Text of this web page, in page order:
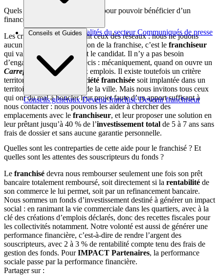
Brèves et actus Actualités du secteur Communiqués de presse
Conseils et Guides
Conseils généraux Devenir franchisé Devenir franchiseur
Quels sont les critères à remplir pour pouvoir bénéficier d’un
financement ?
Les critères de sélection sont ceux des réseaux : nous ne jouons
aucun rôle dans l’exploitation de la franchise, c’est le franchiseur
qui valide l’emplacement et le candidat. Il n’y a pas besoin
d’engagements sociaux précis : mécaniquement, quand on ouvre un
Carrefour City, on crée six emplois. Il existe toutefois un critère
territorial : il faut que la
société franchisée soit implantée dans un
territoire qualifié politique de la ville. Mais nous invitons tous ceux
qui ont du mal à boucler leur projet faute d’un apport suffisant à
nous contacter : nous pouvons les aider à chercher des
emplacements avec le franchiseur, et leur proposer une solution en
leur prêtant jusqu’à 40 % de l’investissement total de 5 à 7 ans sans
frais de dossier et sans aucune garantie personnelle.
Quelles sont les contreparties de cette aide pour le franchisé ? Et
quelles sont les attentes des souscripteurs du fonds ?
Le franchisé devra nous rembourser seulement une fois son prêt
bancaire totalement remboursé, soit directement si la rentabilité de
son commerce le lui permet, soit par un refinancement bancaire.
Nous sommes un fonds d’investissement destiné à générer un impact
social : en ranimant la vie commerciale dans les quartiers, avec à la
clé des créations d’emplois déclarés, donc des recettes fiscales pour
les collectivités notamment. Notre volonté est aussi de générer une
performance financière, c’est-à-dire de rendre l’argent des
souscripteurs, avec 2 à 3 % de rentabilité compte tenu des frais de
gestion des fonds. PourIMPACT Partenaires, la performance
sociale passe par la performance financière.
Partager sur :